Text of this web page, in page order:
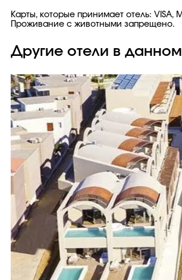
Карты, которые принимает отель: VISA,
Проживание с животными запрещено.
Другие отели в